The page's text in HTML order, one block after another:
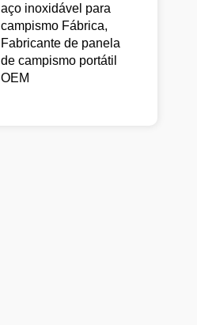
aço inoxidável para
campismo Fábrica,
Fabricante de panela
de campismo portátil
OEM